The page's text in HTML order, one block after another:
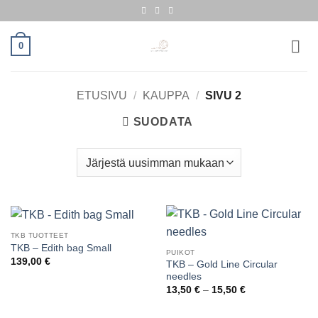
content
0
ETUSIVU / KAUPPA / SIVU 2
SUODATA
TKB TUOTTEET
TKB – Edith bag Small
139,00 €
PUIKOT
TKB – Gold Line Circular
needles
13,50 € – 15,50 €Hintaluokka: